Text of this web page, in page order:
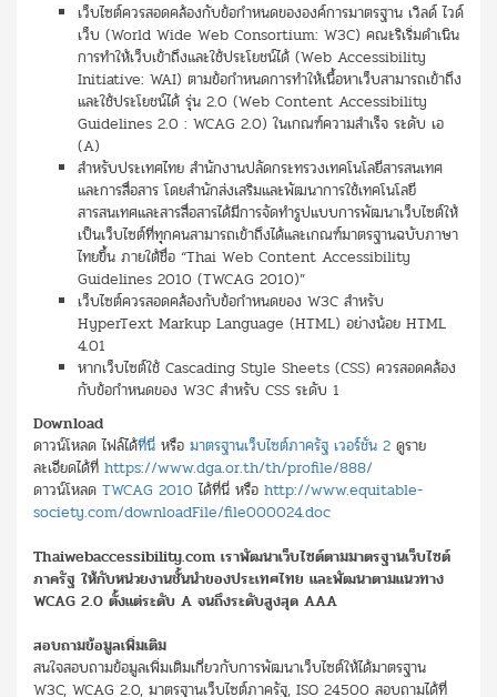
เว็บไซต์ควรสอดคล้องกับข้อกำหนดขององค์การมาตรฐาน เวิลด์ ไวด์
เว็บ (World Wide Web Consortium: W3C) คณะริเริ่มดำเนิน
การทำให้เว็บเข้าถึงและใช้ประโยชน์ได้ (Web Accessibility
Initiative: WAI) ตามข้อกำหนดการทำให้เนื้อหาเว็บสามารถเข้าถึง
และใช้ประโยชน์ได้ รุ่น 2.0 (Web Content Accessibility
Guidelines 2.0 : WCAG 2.0) ในเกณฑ์ความสำเร็จ ระดับ เอ
(A)
สำหรับประเทศไทย สำนักงานปลัดกระทรวงเทคโนโลยีสารสนเทศ
และการสื่อสาร โดยสำนักส่งเสริมและพัฒนาการใช้เทคโนโลยี
สารสนเทศและสารสื่อสารได้มีการจัดทำรูปแบบการพัฒนาเว็บไซต์ให้
เป็นเว็บไซต์ที่ทุกคนสามารถเข้าถึงได้และเกณฑ์มาตรฐานฉบับภาษา
ไทยขึ้น ภายใต้ชื่อ “Thai Web Content Accessibility
Guidelines 2010 (TWCAG 2010)”
เว็บไซต์ควรสอดคล้องกับข้อกำหนดของ W3C สำหรับ
HyperText Markup Language (HTML) อย่างน้อย HTML
4.01
หากเว็บไซต์ใช้ Cascading Style Sheets (CSS) ควรสอดคล้อง
กับข้อกำหนดของ W3C สำหรับ CSS ระดับ 1
Download
ดาวน์โหลด ไฟล์ได้ที่นี่ หรือ มาตรฐานเว็บไซต์ภาครัฐ เวอร์ชั่น 2 ดูราย
ละเอียดได้ที่ https://www.dga.or.th/th/profile/888/
ดาวน์โหลด TWCAG 2010 ได้ที่นี่ หรือ http://www.equitable-
society.com/downloadFile/file000024.doc
Thaiwebaccessibility.com เราพัฒนาเว็บไซต์ตามมาตรฐานเว็บไซต์
ภาครัฐ ให้กับหน่วยงานชั้นนำของประเทศไทย และพัฒนาตามแนวทาง
WCAG 2.0 ตั้งแต่ระดับ A จนถึงระดับสูงสุด AAA
สอบถามข้อมูลเพิ่มเติม
สนใจสอบถามข้อมูลเพิ่มเติมเกี่ยวกับการพัฒนาเว็บไซต์ให้ได้มาตรฐาน
W3C, WCAG 2.0, มาตรฐานเว็บไซต์ภาครัฐ, ISO 24500 สอบถามได้ที่